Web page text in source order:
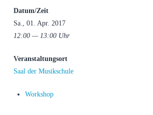
Datum/Zeit
Sa., 01. Apr. 2017
12:00 — 13:00 Uhr
Ver­an­stal­tungs­ort
Saal der Musikschule
Work­shop